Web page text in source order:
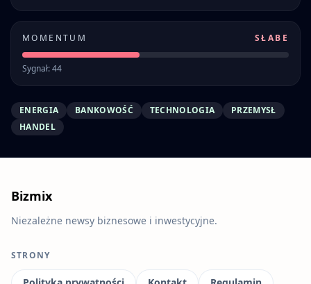
MOMENTUM SŁABE
Sygnał: 44
ENERGIA BANKOWOŚĆ TECHNOLOGIA
PRZEMYSŁ
HANDEL
Bizmix
Niezależne newsy biznesowe i inwestycyjne.
STRONY